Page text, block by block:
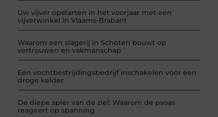
Uw vijver opstarten in het voorjaar met een
vijverwinkel in Vlaams-Brabant
Waarom een slagerij in Schoten bouwt op
vertrouwen en vakmanschap
Een vochtbestrijdingsbedrijf inschakelen voor een
droge kelder
De diepe spier van de ziel: Waarom de psoas
reageert op spanning